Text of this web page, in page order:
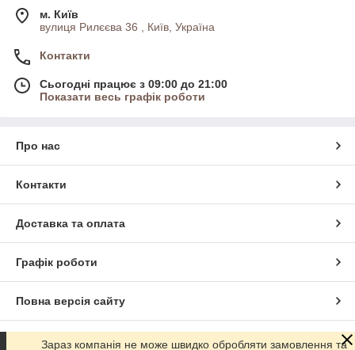
м. Київ
вулиця Рилєєва 36 , Київ, Україна
Контакти
Сьогодні працює з 09:00 до 21:00
Показати весь графік роботи
Про нас
Контакти
Доставка та оплата
Графік роботи
Повна версія сайту
Сайт створено на маркетплейсі Prom.ua
Зараз компанія не може швидко обробляти замовлення та